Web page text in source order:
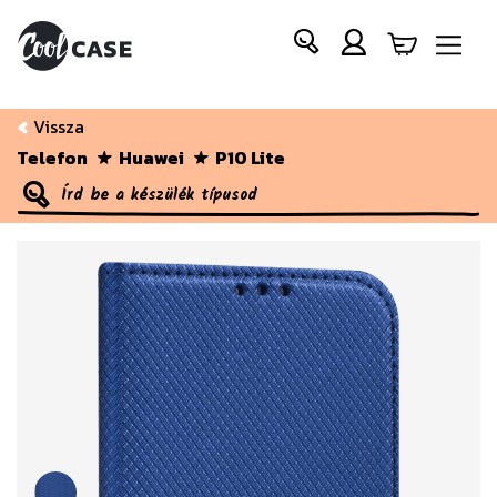
Vissza
Telefon
Huawei P10 Lite